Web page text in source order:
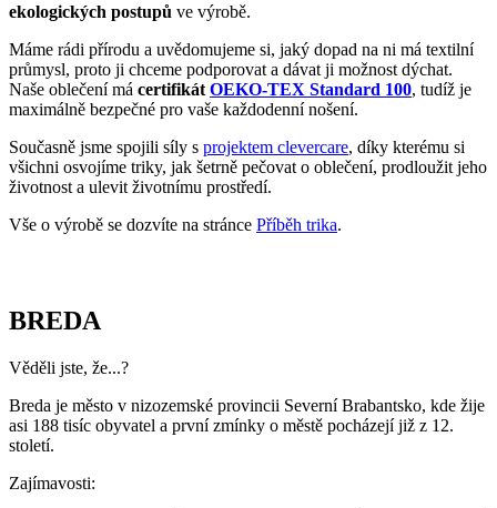
ekologických postupů ve výrobě.
Máme rádi přírodu a uvědomujeme si, jaký dopad na ni má textilní
průmysl, proto ji chceme podporovat a dávat ji možnost dýchat.
Naše oblečení má certifikát OEKO-TEX Standard 100, tudíž je
maximálně bezpečné pro vaše každodenní nošení.
Současně jsme spojili síly s projektem clevercare, díky kterému si
všichni osvojíme triky, jak šetrně pečovat o oblečení, prodloužit jeho
životnost a ulevit životnímu prostředí.
Vše o výrobě se dozvíte na stránce Příběh trika.
BREDA
Věděli jste, že...?
Breda je město v nizozemské provincii Severní Brabantsko, kde žije
asi 188 tisíc obyvatel a první zmínky o městě pocházejí již z 12.
století.
Zajímavosti: